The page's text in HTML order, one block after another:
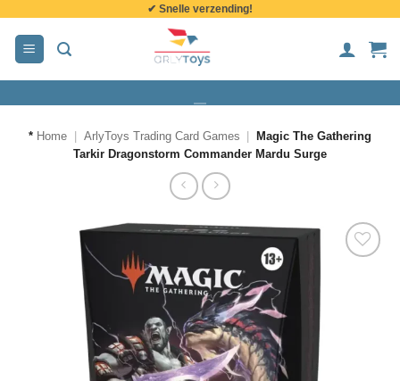
inhoud
✔ Snelle verzending!
* Home ArlyToys Trading Card Games
Magic The Gathering
Tarkir Dragonstorm Commander Mardu Surge